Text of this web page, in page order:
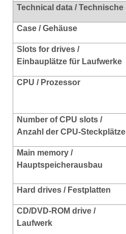
Technical data / Technische
Case / Gehäuse
Slots for drives /
Einbauplätze für Laufwerke
CPU / Prozessor
Number of CPU slots /
Anzahl der CPU-Steckplätze
Main memory /
Hauptspeicherausbau
Hard drives / Festplatten
CD/DVD-ROM drive /
Laufwerk